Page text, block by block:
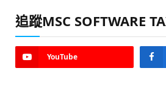
追蹤MSC SOFTWARE
YouTube